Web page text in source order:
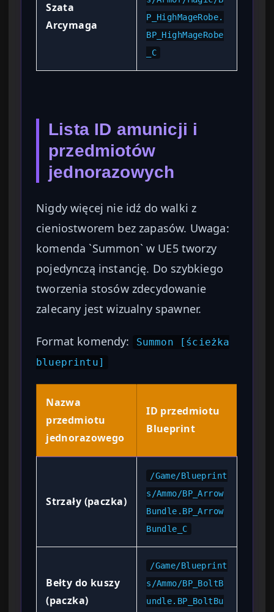
Szata
Arcymaga
P_HighMageRobe.
BP_HighMageRobe
_C
Lista ID amunicji i
przedmiotów
jednorazowych
Nigdy więcej nie idź do walki z
cieniostworem bez zapasów. Uwaga:
komenda `Summon` w UE5 tworzy
pojedynczą instancję. Do szybkiego
tworzenia stosów zdecydowanie
zalecany jest wizualny spawner.
Format komendy:
Summon [ścieżka
blueprintu]
Nazwa
przedmiotu
jednorazowego
ID przedmiotu
Blueprint
Strzały (paczka)
/Game/Blueprint
s/Ammo/BP_Arrow
Bundle.BP_Arrow
Bundle_C
Bełty do kuszy
(paczka)
/Game/Blueprint
s/Ammo/BP_BoltB
undle.BP_BoltBu